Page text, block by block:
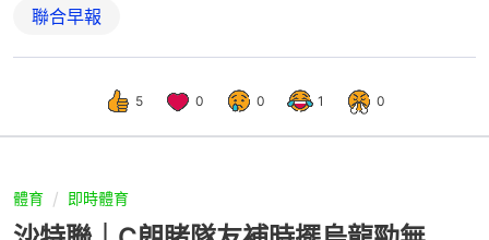
聯合早報
5 0 0 1 0
體育 即時體育